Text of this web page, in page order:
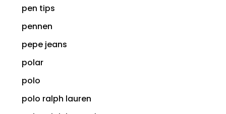
pen tips
pennen
pepe jeans
polar
polo
polo ralph lauren